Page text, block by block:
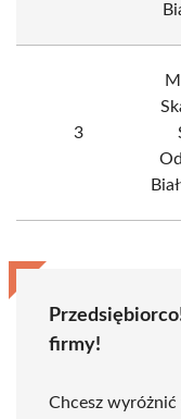
3
firmy!
Chcesz